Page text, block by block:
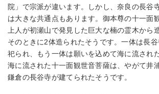
院」で宗派が違います。しかし、奈良の長谷
は大きな共通点もあります。御本尊の十一面
上人が初瀬山で発見した巨大な楠の霊木から
そのときに2体造られたそうです。一体は長
祀られ、もう一体は願いを込めて海に流され
海に流された十一面観世音菩薩は、やがて井
鎌倉の長谷寺が建てられたそうです。